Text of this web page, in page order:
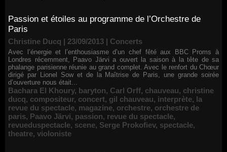
Passion et étoiles au programme de l’Orchestre de
Paris
Christine Ducq | 23/09/2013 | Concerts
Avec l’énergie et l’enthousiasme d’un chef fêté aux BBC Proms à
Londres récemment, Paavo Järvi a ouvert la saison à la tête de sa
phalange parisienne réunie au grand complet. Avec le renfort du Chœur
dirigé par Lionel Sow et de la Maîtrise de Paris, une grande soirée
d’ouverture nous était...
Bachara El Khoury, baryton, Carl Orff, chauveau, christine
ducq, compositeur, concert, gil chauveau, interprète, la
revue du spectacle, magazine, orchestre, orchestre de
paris, Paavo Järvi, passion, revue du spectacle,
revueduspectacle, scene, Serge Prokofiev, spectacle,
theatre, violoniste